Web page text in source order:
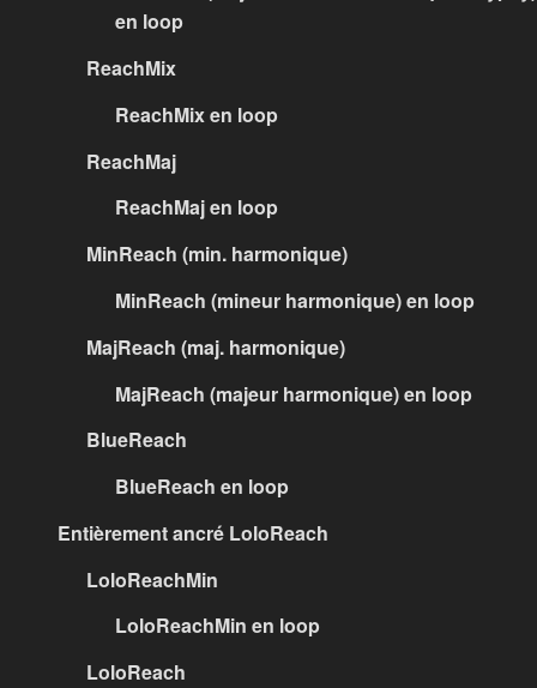
en loop
ReachMix
ReachMix en loop
ReachMaj
ReachMaj en loop
MinReach (min. harmonique)
MinReach (mineur harmonique) en loop
MajReach (maj. harmonique)
MajReach (majeur harmonique) en loop
BlueReach
BlueReach en loop
Entièrement ancré LoloReach
LoloReachMin
LoloReachMin en loop
LoloReach